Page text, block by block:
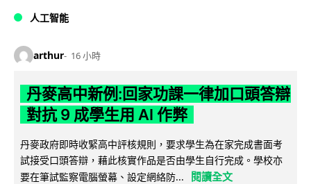
人工智能
arthur 16 小時
丹麥高中新例:回家功課一律加口頭答辯
對抗 9 成學生用 AI 作弊
丹麥政府即時收緊高中評核規則，要求學生為在家完成書面考
試接受口頭答辯，藉此核實作品是否由學生自行完成。學校亦
要在筆試監察電腦螢幕、設定網絡防...
閱讀全文